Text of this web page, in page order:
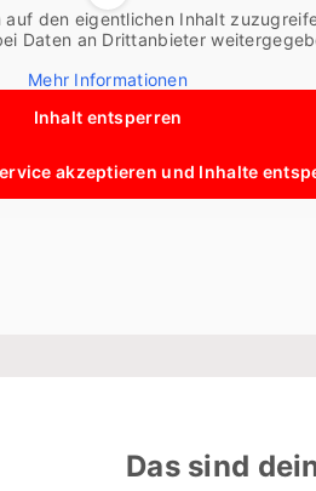
auf den eigentlichen Inhalt
Daten an Drittanbieter
Mehr Informationen
Inhalt entsperren
akzeptieren und Inhalte
Das sind